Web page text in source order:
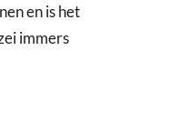
en is het
immers